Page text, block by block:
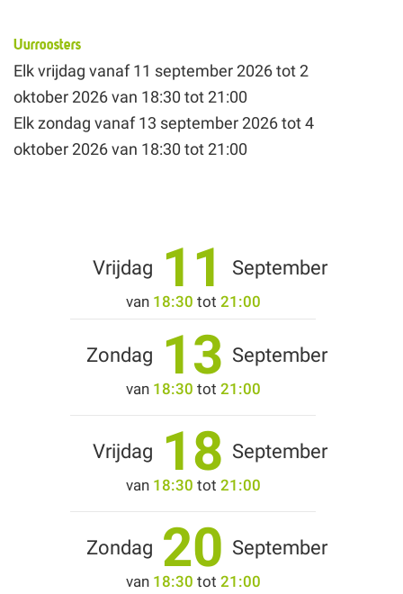
Uurroosters
Elk vrijdag vanaf11 september 2026tot2
oktober 2026van 18:30 tot 21:00
Elk zondag vanaf13 september 2026tot4
oktober 2026van 18:30 tot 21:00
Vrijdag 11 September
van 18:30 tot 21:00
Zondag 13 September
van 18:30 tot 21:00
Vrijdag 18 September
van 18:30 tot 21:00
Zondag 20 September
van 18:30 tot 21:00